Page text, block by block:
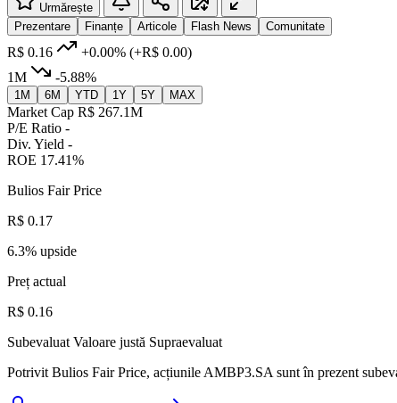
Urmărește
Prezentare
Finanțe Articole Flash News Comunitate
R$ 0.16 +0.00% (+R$ 0.00)
1M
-5.88%
1M 6M YTD 1Y 5Y MAX
Market Cap R$ 267.1M
P/E Ratio -
Div. Yield -
ROE 17.41%
Bulios Fair Price
R$ 0.17
6.3% upside
Preț actual
R$ 0.16
Subevaluat Valoare justă Supraevaluat
Potrivit Bulios Fair Price, acțiunile AMBP3.SA sunt în prezent